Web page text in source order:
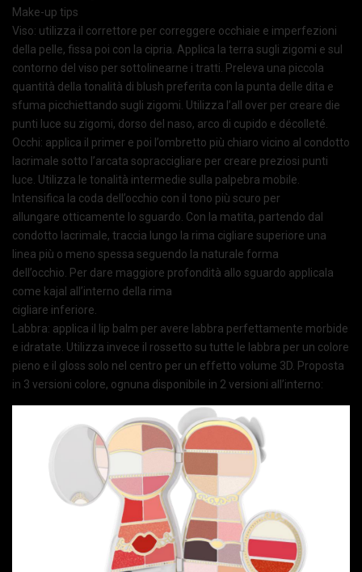
Make-up tips
Viso: utilizza il correttore per correggere occhiaie e imperfezioni
della pelle, fissa poi con la cipria. Applica la terra sugli zigomi e sul
contorno del viso per sottolinearne i tratti. Preleva una piccola
quantità della tonalità di blush preferita con la punta delle dita e
sfuma picchiettando sugli zigomi. Utilizza l’all over per creare die
punti luce su zigomi, dorso del naso, arco di cupido e décolleté.
Occhi: applica il primer e poi l’ombretto più chiaro vicino al condotto
lacrimale sotto l’arcata sopraccigliare per creare preziosi punti
luce. Utilizza le tonalità intermedie sulla palpebra mobile.
Intensifica la coda dell’occhio con il tono più scuro per
allungare otticamente lo sguardo. Con la matita, partendo dal
condotto lacrimale, traccia lungo la rima cigliare superiore una
linea più o meno spessa seguendo la naturale forma
dell’occhio. Per dare maggiore profondità allo sguardo applicala
come kajal all’interno della rima
cigliare inferiore.
Labbra: applica il lip balm per avere labbra perfettamente morbide
e idratate. Utilizza invece il rossetto su tutte le labbra per un colore
pieno e il gloss solo nel centro per un effetto volume 3D. Proposta
in 3 versioni colore, ognuna disponibile in 2 versioni all’interno: